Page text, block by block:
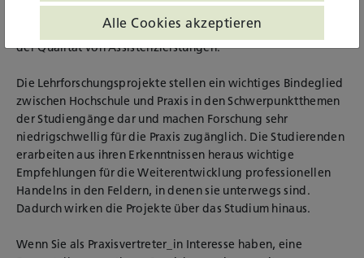
Entwicklung eines Beobachtungsinstruments zur Erfassung
der Qualität von Assistenzleistungen.
Die Lehrforschungsprojekte stellen ein wichtiges Bindeglied
zwischen Hochschule und Praxis in den Schwerpunktthemen
der Studiengänge dar und machen Forschung sehr
niedrigschwellig für die Praxis zugänglich. Die Studierenden
erarbeiten aus ihren Erkenntnissen heraus wichtige
Empfehlungen für die Weiterentwicklung professionellen
Handelns in den Feldern, in denen sie unterwegs sind.
Dadurch wirken die Projekte über das Studium hinaus.
Wenn Sie als Praxisvertreter_in Interesse haben, eine
Alle Cookies akzeptieren